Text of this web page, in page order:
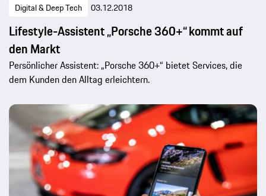
Digital & Deep Tech 03.12.2018
Lifestyle-Assistent „Porsche 360+“ kommt auf
den Markt
Persönlicher Assistent: „Porsche 360+“ bietet Services, die
dem Kunden den Alltag erleichtern.